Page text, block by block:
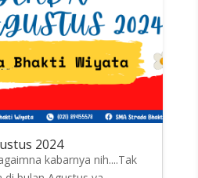
2024
kabarnya nih....Tak